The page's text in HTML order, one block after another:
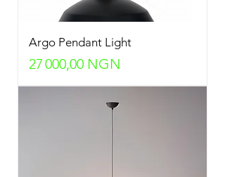
Argo Pendant Light
Prix
27 000,00 NGN